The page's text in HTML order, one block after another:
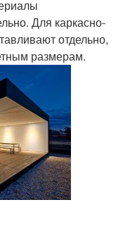
Для каркасно-
отдельно,
размерам.